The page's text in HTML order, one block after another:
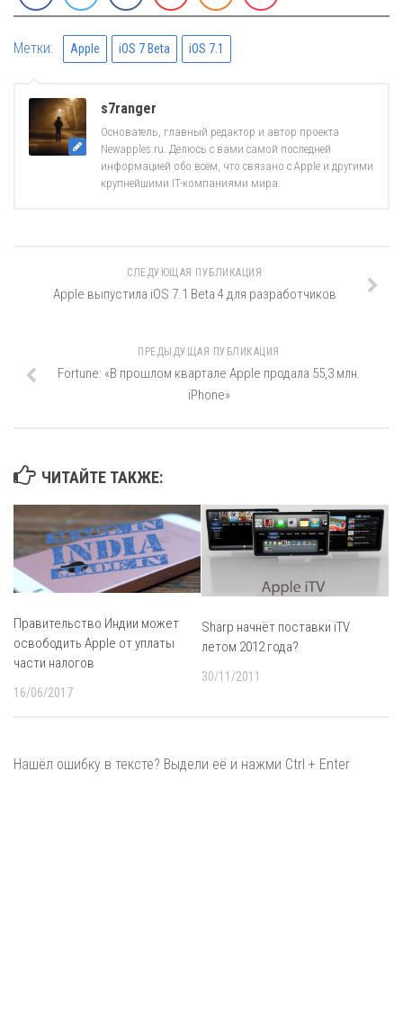
Метки: Apple iOS 7 Beta iOS 7.1
s7ranger
Основатель, главный редактор и автор проекта
Newapples.ru. Делюсь с вами самой последней
информацией обо всём, что связано с Apple и другими
крупнейшими IT-компаниями мира.
СЛЕДУЮЩАЯ ПУБЛИКАЦИЯ
Apple выпустила iOS 7.1 Beta 4 для разработчиков
ПРЕДЫДУЩАЯ ПУБЛИКАЦИЯ
Fortune: «В прошлом квартале Apple продала 55,3 млн.
iPhone»
ЧИТАЙТЕ ТАКЖЕ:
Правительство Индии может
освободить Apple от уплаты
части налогов
16/06/2017
Sharp начнёт поставки iTV
летом 2012 года?
30/11/2011
Нашёл ошибку в тексте? Выдели её и нажми Ctrl + Enter